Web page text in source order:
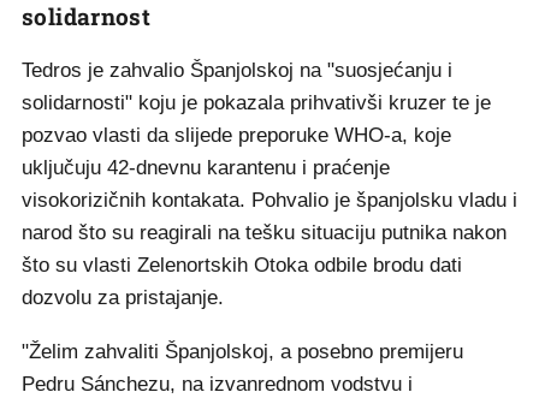
solidarnost
Tedros je zahvalio Španjolskoj na "suosjećanju i
solidarnosti" koju je pokazala prihvativši kruzer te je
pozvao vlasti da slijede preporuke WHO-a, koje
uključuju 42-dnevnu karantenu i praćenje
visokorizičnih kontakata. Pohvalio je španjolsku vladu i
narod što su reagirali na tešku situaciju putnika nakon
što su vlasti Zelenortskih Otoka odbile brodu dati
dozvolu za pristajanje.
"Želim zahvaliti Španjolskoj, a posebno premijeru
Pedru Sánchezu, na izvanrednom vodstvu i